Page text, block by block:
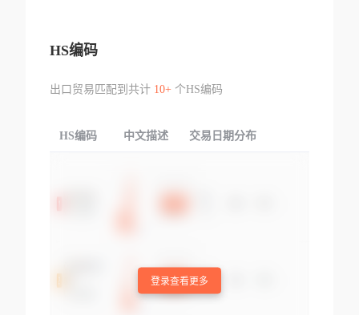
HS编码
出口贸易匹配到共计 10+个HS编码
HS编码 中文描述 交易日期分布
登录查看更多